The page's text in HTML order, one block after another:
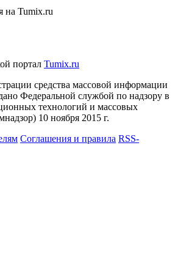
на Tumix.ru
портал Tumix.ru
средства массовой информации
Федеральной службой по надзору в
технологий и массовых
10 ноября 2015 г.
Соглашения и правила RSS-